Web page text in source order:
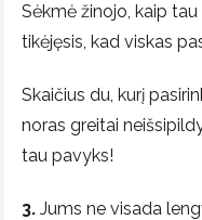
Sėkmė žinojo, kaip
tikėjęsis, kad viskas
Skaičius du, kurį
noras greitai
tau pavyks!
3. Jums ne visada